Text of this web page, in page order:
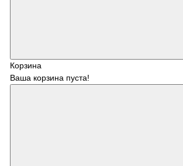
Корзина
Ваша корзина пуста!